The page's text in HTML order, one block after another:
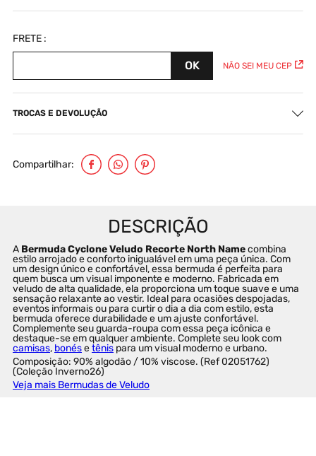
NÃO SEI MEU CEP
TROCAS E DEVOLUÇÃO
Compartilhar
A Bermuda Cyclone Veludo Recorte North Name combina
estilo arrojado e conforto inigualável em uma peça única. Com
um design único e confortável, essa bermuda é perfeita para
quem busca um visual imponente e moderno. Fabricada em
veludo de alta qualidade, ela proporciona um toque suave e uma
sensação relaxante ao vestir. Ideal para ocasiões despojadas,
eventos informais ou para curtir o dia a dia com estilo, esta
bermuda oferece durabilidade e um ajuste confortável.
Complemente seu guarda-roupa com essa peça icônica e
camisas, bonés e tênis para um visual moderno e urbano.
Composição: 90% algodão / 10% viscose. (Ref 02051762)
(Coleção Inverno26)
Veja mais Bermudas de Veludo